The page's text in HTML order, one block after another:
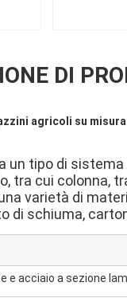
DI
agricoli su misura
tipo di
tra cui colonna,
varietà di
di schiuma,
e acciaio a sezione